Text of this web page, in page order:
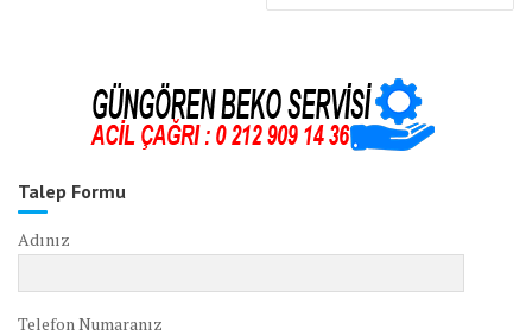
Talep Formu
Adınız
Telefon Numaranız